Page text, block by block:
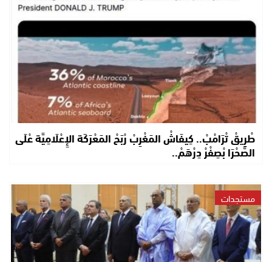
طْرِيقْ تْرَامْبْ.. كِيفَاشْ المَغْرِبْ رْبَحْ المَعْرَكَة الإِعْلَامِيَّة عْلَى
الصَّحْرَا بْصِفْرْ دِرْهَمْ..
مستجدات